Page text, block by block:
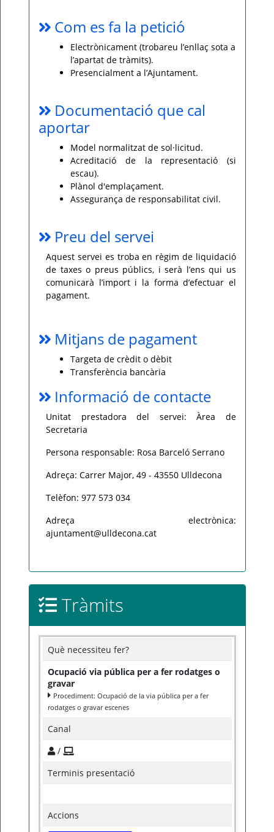
Com es fa la petició
Electrònicament (trobareu l’enllaç sota a
l’apartat de tràmits).
Presencialment a l’Ajuntament.
Documentació que cal
aportar
Model normalitzat de sol·licitud.
Acreditació de la representació (si
escau).
Plànol d'emplaçament.
Assegurança de responsabilitat civil.
Preu del servei
Aquest servei es troba en règim de liquidació
de taxes o preus públics, i serà l’ens qui us
comunicarà l’import i la forma d’efectuar el
pagament.
Mitjans de pagament
Targeta de crèdit o dèbit
Transferència bancària
Informació de contacte
Unitat prestadora del servei: Àrea de
Secretaria
Persona responsable: Rosa Barceló Serrano
Adreça: Carrer Major, 49 - 43550 Ulldecona
Telèfon: 977 573 034
Adreça electrònica:
ajuntament@ulldecona.cat
Tràmits
Què necessiteu fer?
Ocupació via pública per a fer rodatges o
gravar
Procediment: Ocupació de la via pública per a fer
rodatges o gravar escenes
Canal
/
Terminis presentació
Accions